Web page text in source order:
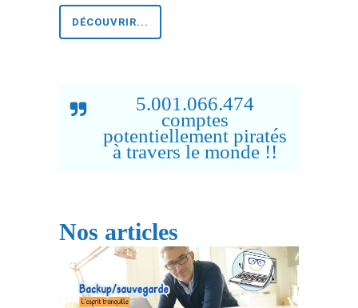
DÉCOUVRIR...
5.001.066.474
comptes
potentiellement piratés
à travers le monde !!
Nos articles